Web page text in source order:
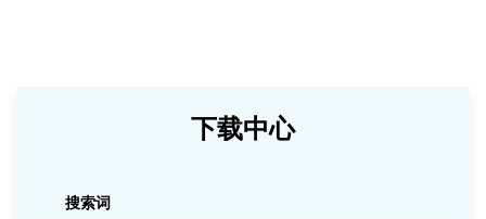
下载中心
搜索词